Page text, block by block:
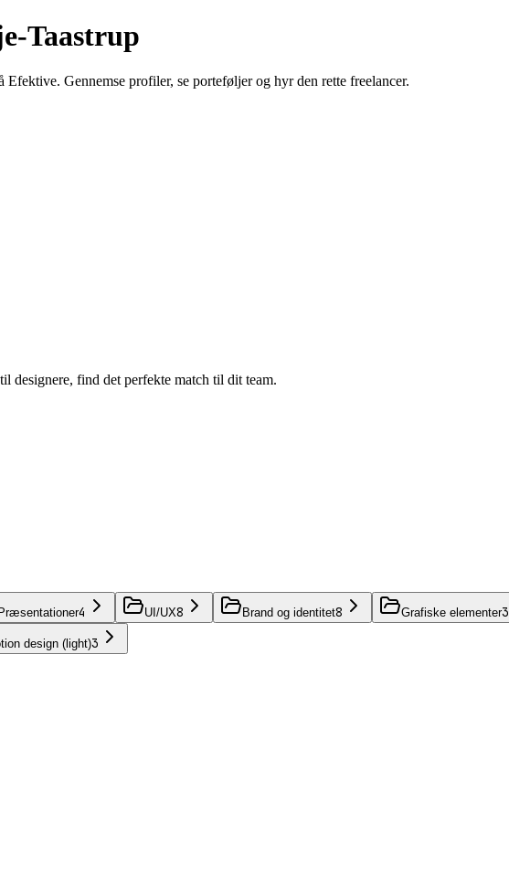
Taastrup
Gennemse profiler, se porteføljer og hyr den rette freelancer.
designere, find det perfekte match til dit team.
4 UI/UX8 Brand og identitet8 Grafiske elementer3
design (light)3